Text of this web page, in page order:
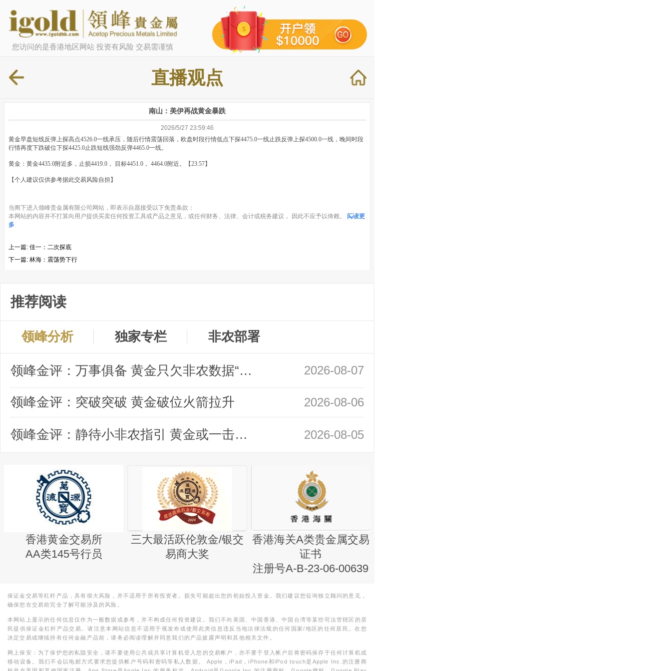
您访问的是香港地区网站 投资有风险 交易需谨慎
直播观点
南山：美伊再战黄金暴跌
2026/5/27 23:59:46
黄金早盘短线反弹上探高点4526.0一线承压，随后行情震荡回落，欧盘时段行情低点下探4475.0一线止跌反弹上探4500.0一线，晚间时段
行情再度下跌破位下探4425.0止跌短线强劲反弹4465.0一线。
黄金：黄金4435.0附近多，止损4419.0， 目标4451.0， 4464.0附近。【23:57】
【个人建议仅供参考据此交易风险自担】
当阁下进入领峰贵金属有限公司网站，即表示自愿接受以下免责条款：
本网站的内容并不打算向用户提供买卖任何投资工具或产品之意见，或任何财务、法律、会计或税务建议， 因此不应予以倚赖。
阅读更
多
上一篇: 佳一：二次探底
下一篇: 林海：震荡势下行
推荐阅读
领峰分析 独家专栏 非农部署
领峰金评：万事俱备 黄金只欠非农数据“东风” 2026-08-07
领峰金评：突破突破 黄金破位火箭拉升 2026-08-06
领峰金评：静待小非农指引 黄金或一击破局 2026-08-05
香港黄金交易所
AA类145号行员
三大最活跃伦敦金/银交
易商大奖
香港海关A类贵金属交易
证书
注册号A-B-23-06-00639
保证金交易等杠杆产品，具有很大风险，并不适用于所有投资者。损失可能超出您的初始投入资金。我们建议您征询独立顾问的意见，
确保您在交易前完全了解可能涉及的风险。
本网站上显示的任何信息仅作为一般数据或参考，并不构成任何投资建议。我们不向美国、中国香港、中国台湾等某些司法管辖区的居
民提供保证金杠杆产品交易。请注意本网站信息不适用于视发布或使用此类信息违反当地法律法规的任何国家/地区的任何居民。在您
决定交易或继续持有任何金融产品前，请务必阅读理解并同意我们的产品披露声明和其他相关文件。
网上保安：为了保护您的私隐安全，请不要使用公共或共享计算机登入您的交易帐户，亦不要于登入帐户后将密码保存于任何计算机或
移动设备。我们不会以电邮方式要求您提供帐户号码和密码等私人数据。 Apple，iPad，iPhone和iPod touch是Apple Inc.的注册商